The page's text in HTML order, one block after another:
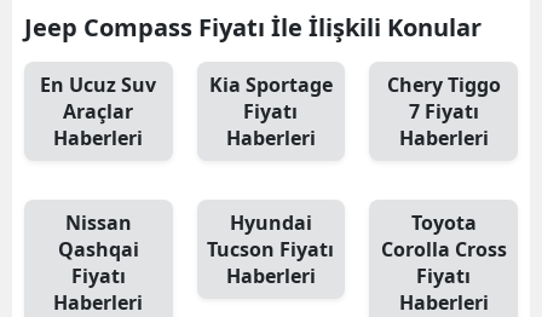
Jeep Compass Fiyatı İle İlişkili Konular
En Ucuz Suv
Araçlar
Haberleri
Kia Sportage
Fiyatı
Haberleri
Chery Tiggo
7 Fiyatı
Haberleri
Nissan
Qashqai
Fiyatı
Haberleri
Hyundai
Tucson Fiyatı
Haberleri
Toyota
Corolla Cross
Fiyatı
Haberleri